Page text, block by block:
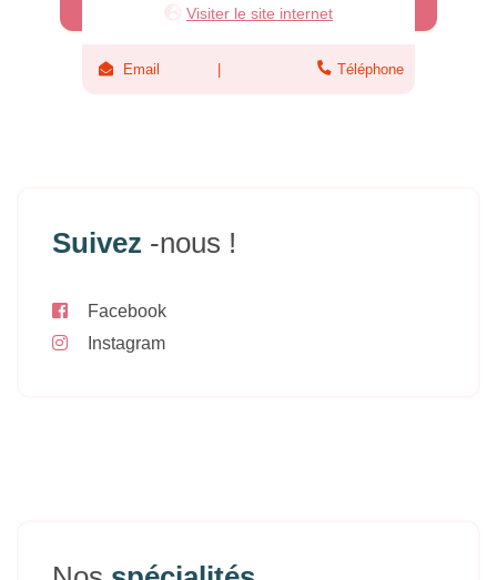
Visiter le site internet
Email Téléphone
Suivez -nous !
Facebook
Instagram